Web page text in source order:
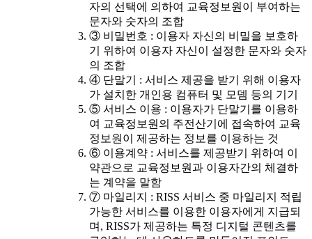
자의 선택에 의하여 교육정보원이 부여하는
문자와 숫자의 조합
③ 비밀번호 : 이용자 자신의 비밀을 보호하
기 위하여 이용자 자신이 설정한 문자와 숫자
의 조합
④ 단말기 : 서비스 제공을 받기 위해 이용자
가 설치한 개인용 컴퓨터 및 모뎀 등의 기기
⑤ 서비스 이용 : 이용자가 단말기를 이용하
여 교육정보원의 주전산기에 접속하여 교육
정보원이 제공하는 정보를 이용하는 것
⑥ 이용계약 : 서비스를 제공받기 위하여 이
약관으로 교육정보원과 이용자간의 체결하
는 계약을 말함
⑦ 마일리지 : RISS 서비스 중 마일리지 적립
가능한 서비스를 이용한 이용자에게 지급되
며, RISS가 제공하는 특정 디지털 콘텐츠를